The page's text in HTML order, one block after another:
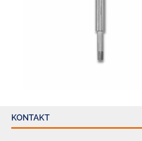
KONTAKT